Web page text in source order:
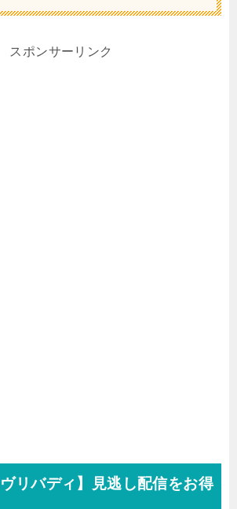
スポンサーリンク
ヴリバディ】見逃し配信をお得